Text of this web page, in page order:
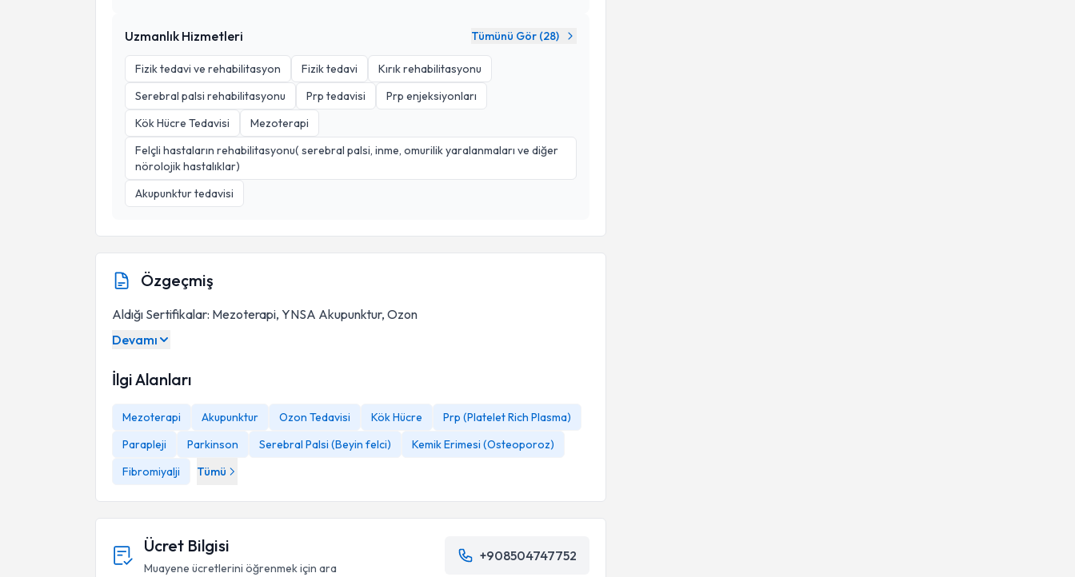
Uzmanlık Hizmetleri Tümünü Gör (28)
Fizik tedavi ve rehabilitasyon Fizik tedavi
Kırık rehabilitasyonu
Serebral palsi rehabilitasyonu
Prp tedavisi
Prp enjeksiyonları
Kök Hücre Tedavisi
Mezoterapi
Felçli hastaların rehabilitasyonu( serebral palsi, inme, omurilik yaralanmaları ve diğer
nörolojik hastalıklar)
Akupunktur tedavisi
Özgeçmiş
Aldığı Sertifikalar: Mezoterapi, YNSA Akupunktur, Ozon
Devamı
İlgi Alanları
Mezoterapi Akupunktur Ozon Tedavisi Kök Hücre
Prp (Platelet Rich Plasma)
Parapleji
Parkinson Serebral Palsi (Beyin felci)
Kemik Erimesi (Osteoporoz)
Fibromiyalji
Tümü
Ücret Bilgisi
Muayene ücretlerini öğrenmek için ara
+908504747752